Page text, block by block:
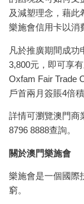
及減塑理念，藉此
樂施會信用卡以消
凡於推廣期間成
3,800元，即可享
Oxfam Fair Trade
戶首兩月簽賬4倍
詳情可瀏覽澳門商
8796 8888查詢。
關於澳門樂施會
樂施會是一個國際
窮。